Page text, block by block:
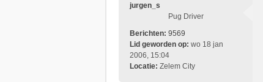
jurgen_s
Pug Driver
Berichten: 9569
Lid geworden op: wo 18 jan
2006, 15:04
Locatie: Zelem City